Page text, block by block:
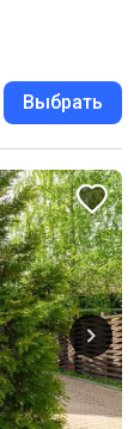
Выбрать